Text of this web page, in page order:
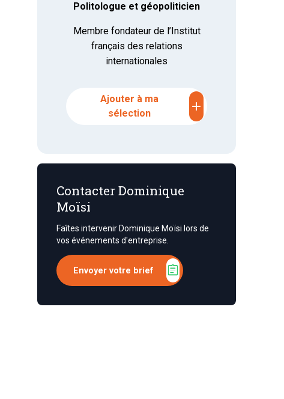
Politologue et géopoliticien
Membre fondateur de l’Institut
français des relations
internationales
Ajouter à ma
sélection
add
Contacter Dominique
Moïsi
Faîtes intervenir Dominique Moïsi lors de
vos événements d'entreprise.
Envoyer votre brief assignment